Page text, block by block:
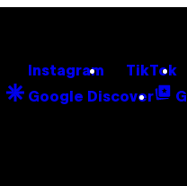
Instagram TikTok
Google Discover